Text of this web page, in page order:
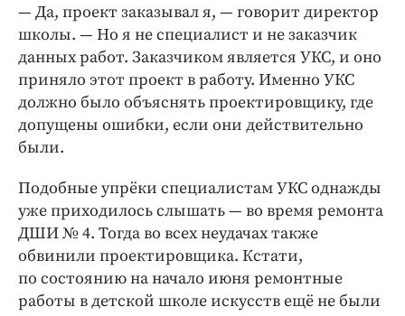
— Да, проект заказывал я, — ​говорит директор
школы. — ​Но я не специалист и не заказчик
данных работ. Заказчиком является УКС, и оно
приняло этот проект в работу. Именно УКС
должно было объяснять проектировщику, где
допущены ошибки, если они действительно
были.
Подобные упрёки специалистам УКС однажды
уже приходилось слышать — ​во время ремонта
ДШИ № 4. Тогда во всех неудачах также
обвинили проектировщика. Кстати,
по состоянию на начало июня ремонтные
работы в детской школе искусств ещё не были